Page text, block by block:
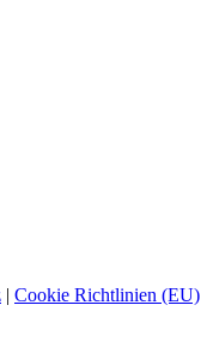
| Cookie Richtlinien (EU)